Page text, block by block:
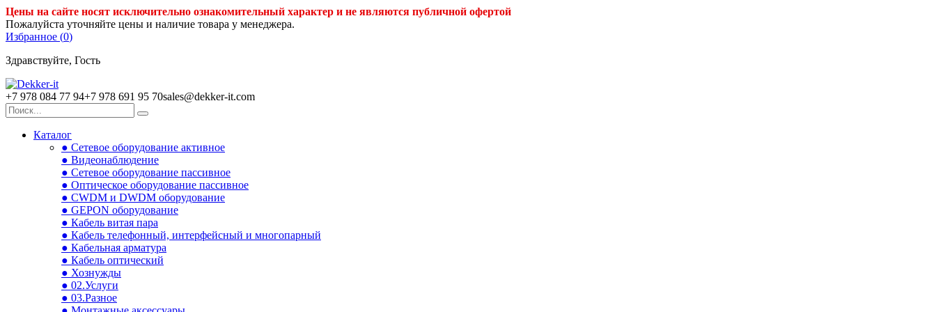
Цены на сайте носят исключительно ознакомительный характер и не являются публичной офертой
Пожалуйста уточняйте цены и наличие товара у менеджера.
Избранное (0)
Здравствуйте, Гость
+7 978 084 77 94+7 978 691 95 70sales@dekker-it.com
Каталог
● Сетевое оборудование активное
● Видеонаблюдение
● Сетевое оборудование пассивное
● Оптическое оборудование пассивное
● CWDM и DWDM оборудование
● GEPON оборудование
● Кабель витая пара
● Кабель телефонный, интерфейсный и многопарный
● Кабельная арматура
● Кабель оптический
● Хознужды
● 02.Услуги
● 03.Разное